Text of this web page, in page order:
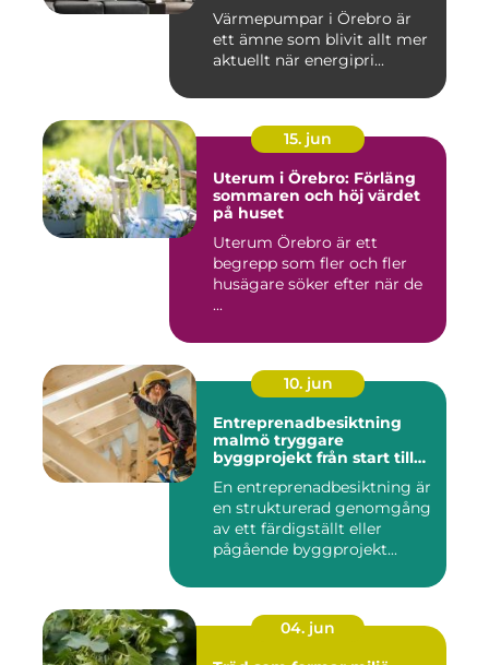
Värmepumpar i Örebro är
ett ämne som blivit allt mer
aktuellt när energipri...
15. jun
Uterum i Örebro: Förläng
sommaren och höj värdet
på huset
Uterum Örebro är ett
begrepp som fler och fler
husägare söker efter när de
...
10. jun
Entreprenadbesiktning
malmö tryggare
byggprojekt från start till
En entreprenadbesiktning är
en strukturerad genomgång
av ett färdigställt eller
pågående byggprojekt...
04. jun